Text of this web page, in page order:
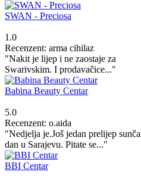
SWAN - Preciosa
1.0
Recenzent: arma cihilaz
"Nakit je lijep i ne zaostaje za
Swarivskim. I prodavačice..."
Babina Beauty Centar
5.0
Recenzent: o.aida
"Nedjelja je.Još jedan prelijep
dan u Sarajevu. Pitate se..."
BBI Centar